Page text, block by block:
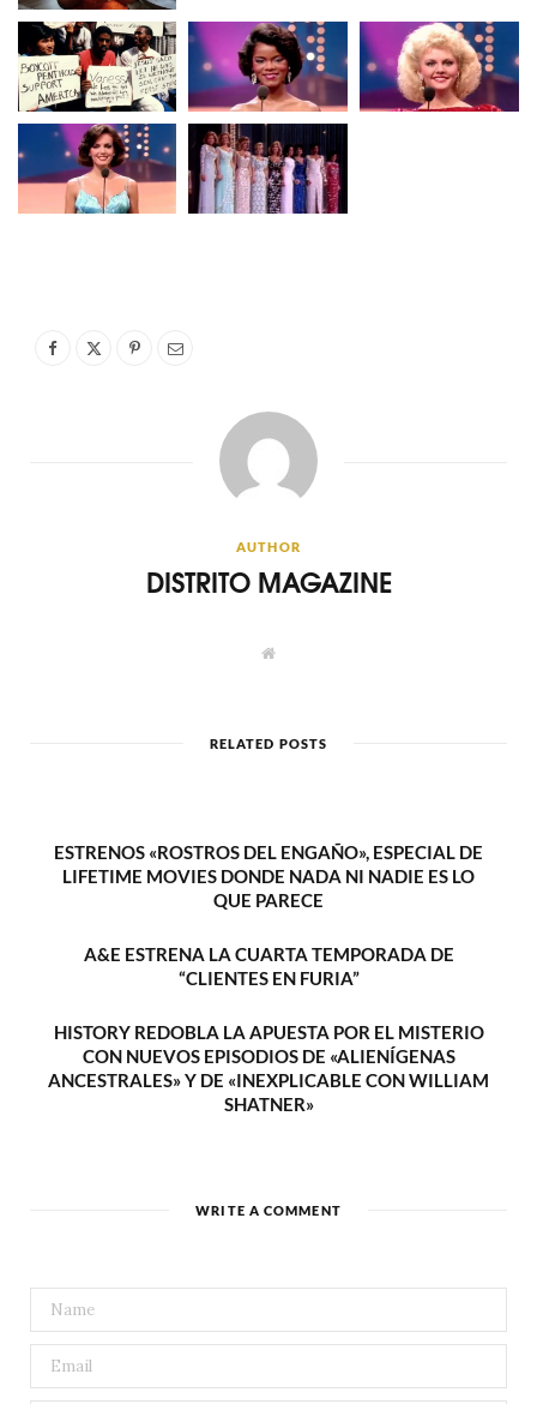
AUTHOR
DISTRITO MAGAZINE
W
e
RELATED POSTS
ESTRENOS «ROSTROS DEL ENGAÑO», ESPECIAL DE
LIFETIME MOVIES DONDE NADA NI NADIE ES LO
QUE PARECE
A&E ESTRENA LA CUARTA TEMPORADA DE
“CLIENTES EN FURIA”
HISTORY REDOBLA LA APUESTA POR EL MISTERIO
CON NUEVOS EPISODIOS DE «ALIENÍGENAS
ANCESTRALES» Y DE «INEXPLICABLE CON WILLIAM
SHATNER»
WRITE A COMMENT